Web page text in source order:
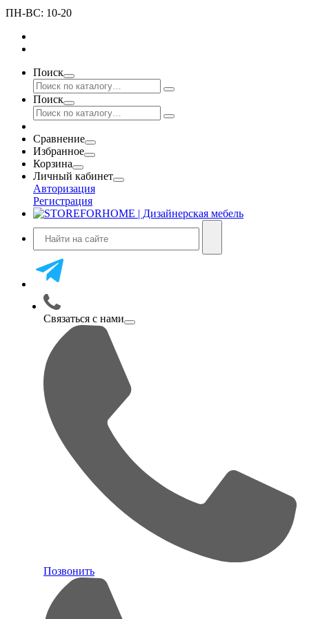
ПН-ВС: 10-20
Поиск
Поиск
Сравнение
Избранное
Корзина
Личный кабинет
Авторизация
Регистрация
Связаться с нами
Позвонить